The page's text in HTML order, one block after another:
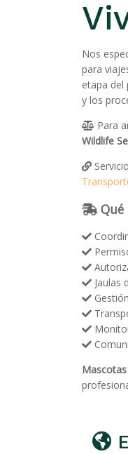
Nos
para
etapa del
y los
Para
Wildlife
Qué
Jaulas